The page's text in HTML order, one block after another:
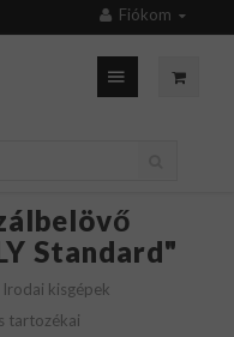
Fiókom
Standard"
Irodai kisgépek
tartozékai